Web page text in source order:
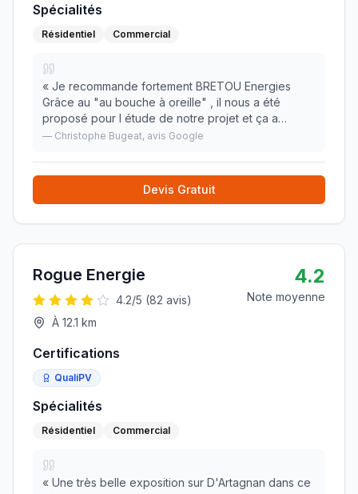
Spécialités
Résidentiel Commercial
« Je recommande fortement BRETOU Energies
Grâce au "au bouche à oreille" , il nous a été
proposé pour l étude de notre projet et ça a
"matché" de suite, tellement il maîtrise son sujet. A l
— Christophe Bugeat, avis Google
Devis Gratuit
Rogue Energie
4.2/5 (82 avis)
À 12.1 km
4.2
Note moyenne
Certifications
QualiPV
Spécialités
Résidentiel Commercial
« Une très belle exposition sur D'Artagnan dans ce